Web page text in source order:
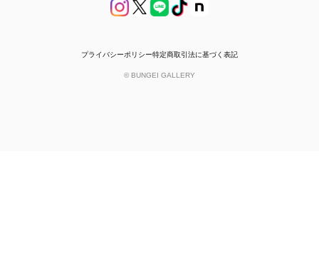
プライバシーポリシー特定商取引法に基づく表記
© BUNGEI GALLERY